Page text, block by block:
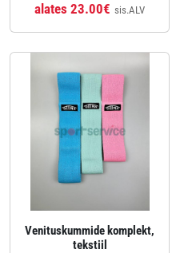
alates 23.00€ sis.ALV
Venituskummide komplekt,
tekstiil